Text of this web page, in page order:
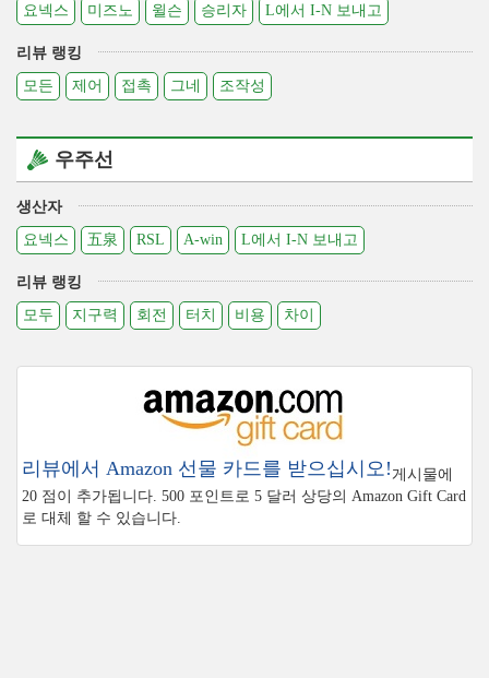
요넥스
미즈노 윌슨 승리자 L에서 I-N 보내고
리뷰 랭킹
모든
제어 접촉 그네 조작성
우주선
생산자
요넥스
五泉 RSL A-win L에서 I-N 보내고
리뷰 랭킹
모두
지구력 회전 터치 비용 차이
리뷰에서 Amazon 선물 카드를 받으십시오! 게시물에
20 점이 추가됩니다. 500 포인트로 5 달러 상당의 Amazon Gift Card
로 대체 할 수 있습니다.